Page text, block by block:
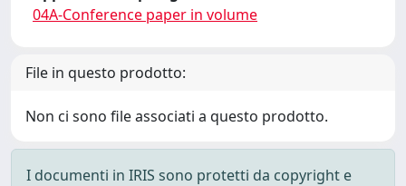
04A-Conference paper in volume
File in questo prodotto:
Non ci sono file associati a questo prodotto.
I documenti in IRIS sono protetti da copyright e